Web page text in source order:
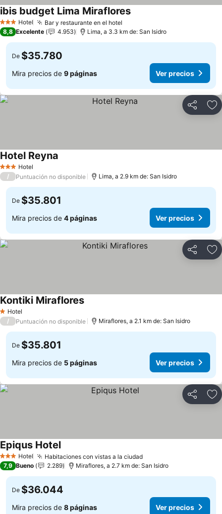
3 Estrellas
Hotel Bar y restaurante en el hotel
ibis budget Lima Miraflores
8,8 Excelente 4.953 Lima, a 3.3 km de: San Isidro
De $35.780
Mira precios de 9 páginas Ver precios
Compartir
3 Estrellas
Hotel
Hotel Reyna
/ Puntuación no disponible Lima, a 2.9 km de: San Isidro
De $35.801
Mira precios de 4 páginas Ver precios
Compartir
1 Estrellas
Hotel
Kontiki Miraflores
/ Puntuación no disponible Miraflores, a 2.1 km de: San Isidro
De $35.801
Mira precios de 5 páginas Ver precios
Compartir
3 Estrellas
Hotel Habitaciones con vistas a la ciudad
Epiqus Hotel
7,9 Bueno 2.289 Miraflores, a 2.7 km de: San Isidro
De $36.044
Mira precios de 8 páginas Ver precios